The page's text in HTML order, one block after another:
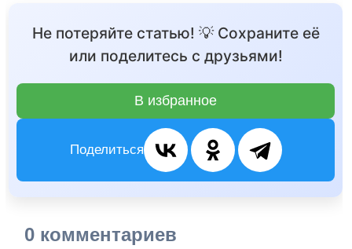
Не потеряйте статью! 💡 Сохраните её
или поделитесь с друзьями!
В избранное
Поделиться
0 комментариев